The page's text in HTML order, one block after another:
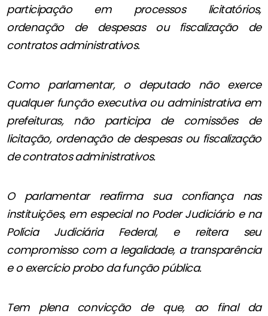
participação em processos licitatórios,
ordenação de despesas ou fiscalização de
contratos administrativos.
Como parlamentar, o deputado não exerce
qualquer função executiva ou administrativa em
prefeituras, não participa de comissões de
licitação, ordenação de despesas ou fiscalização
de contratos administrativos.
O parlamentar reafirma sua confiança nas
instituições, em especial no Poder Judiciário e na
Polícia Judiciária Federal, e reitera seu
compromisso com a legalidade, a transparência
e o exercício probo da função pública.
Tem plena convicção de que, ao final da